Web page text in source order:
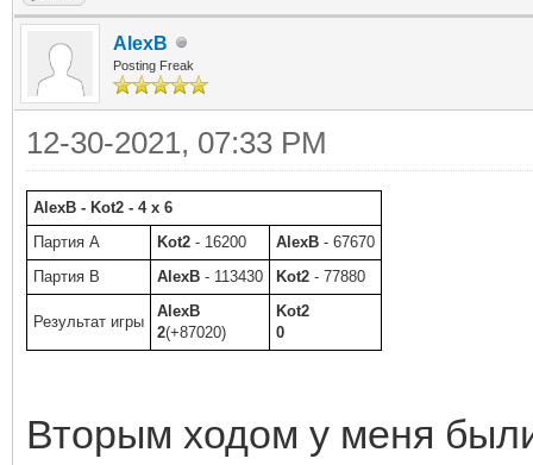
AlexB
Posting Freak
12-30-2021, 07:33 PM
AlexB - Kot2 - 4 x 6
Партия A
Kot2 - 16200 AlexB - 67670
Партия B
AlexB - 113430 Kot2 - 77880
Результат игры
AlexB
2(+87020)
Kot2
0
Вторым ходом у меня